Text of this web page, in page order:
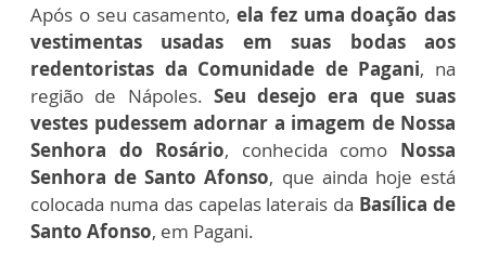
Após o seu casamento, ela fez uma doação das
vestimentas usadas em suas bodas aos
redentoristas da Comunidade de Pagani, na
região de Nápoles. Seudesejo era que suas
vestes pudessem adornar a imagem de Nossa
Senhora do Rosário, conhecida como Nossa
Senhora de Santo Afonso, que ainda hoje está
colocada numa das capelas laterais da Basílica de
Santo Afonso, em Pagani.